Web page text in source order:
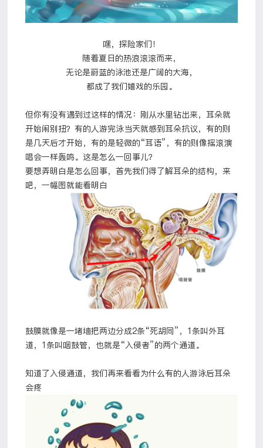
嘿，探险家们！
随着夏日的热浪滚滚而来，
无论是蔚蓝的泳池还是广阔的大海，
都成了我们嬉戏的乐园。
但你有没有遇到过这样的情况：刚从水里钻出来，耳朵就
开始闹别扭？有的人游完泳当天就感到耳朵抗议，有的则
是几天后才开始，有的是轻微的“耳语”，有的则像摇滚演
唱会一样轰鸣。这是怎么一回事儿？
要想弄明白是怎么回事，首先我们得了解耳朵的结构，来
吧，一幅图就能看明白
鼓膜就像是一堵墙把两边分成2条“死胡同”，1条叫外耳
道，1条叫咽鼓管，也就是“入侵者”的两个通道。
知道了入侵通道，我们再来看看为什么有的人游泳后耳朵
会疼